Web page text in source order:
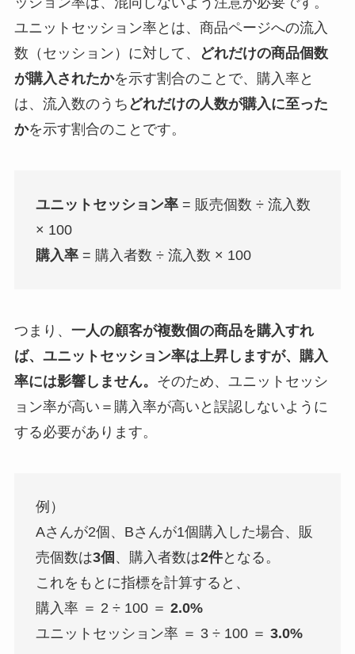
ユニットセッション率とは、商品ページへの流入
数（セッション）に対して、
どれだけの商品個数
が購入されたかを示す割合のことで、購入率と
は、流入数のうち どれだけの人数が購入に至った
かを示す割合のことです。
ユニットセッション率= 販売個数 ÷ 流入数
× 100
購入率= 購入者数 ÷ 流入数 × 100
つまり、 一人の顧客が複数個の商品を購入すれ
ば、ユニットセッション率は上昇しますが、購入
率には影響しません。 そのため、ユニットセッシ
ョン率が高い＝購入率が高いと誤認しないように
する必要があります。
例）
Aさんが2個、Bさんが1個購入した場合、販
売個数は3個 、購入者数は2件となる。
これをもとに指標を計算すると、
購入率 ＝ 2 ÷ 100 ＝ 2.0%
ユニットセッション率 ＝ 3 ÷ 100 ＝ 3.0%